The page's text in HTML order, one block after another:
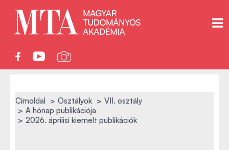
Címoldal Osztályok
VII. osztály
A hónap publikációja
2026. áprilisi kiemelt publikációk